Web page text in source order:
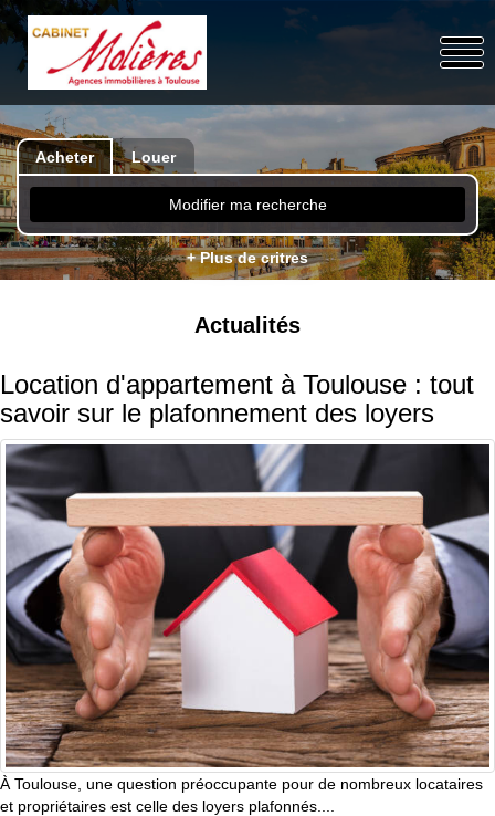
Acheter Louer
Modifier ma recherche
+ Plus de critres
Actualités
Location d'appartement à Toulouse : tout
savoir sur le plafonnement des loyers
À Toulouse, une question préoccupante pour de nombreux locataires
et propriétaires est celle des loyers plafonnés....